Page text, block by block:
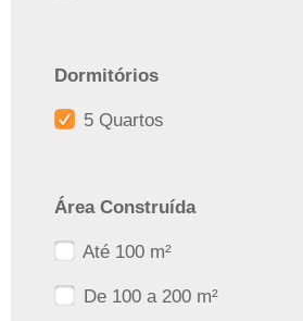
Dormitórios
5 Quartos
Área Construída
Até 100 m²
De 100 a 200 m²